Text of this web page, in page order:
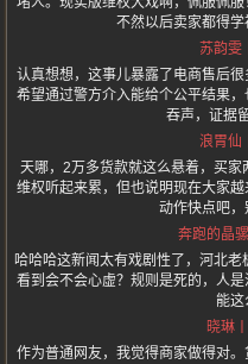
不然以后卖家都得学
苏韵雯
认真想想，这事儿暴露了电商售后
希望通过警方介入能给个公平结果
吞声，证据
浪胃仙
天哪，2万多货款就这么悬着，买
维权听起来累，但也说明现在大家
动作快点吧，
奔跑的晶
哈哈哈这新闻太有戏剧性了，河北
看到会不会心虚？规则是死的，人
能这
晓琳
作为普通网友，我觉得商家做得对